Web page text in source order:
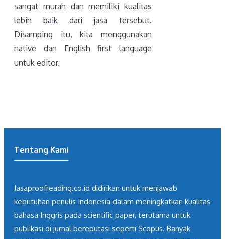
sangat murah dan memiliki kualitas
lebih baik dari jasa tersebut.
Disamping itu, kita menggunakan
native dan English first language
untuk editor.
Tentang Kami
Jasaproofreading.co.id didirikan untuk menjawab
kebutuhan penulis Indonesia dalam meningkatkan kualitas
bahasa Inggris pada scientific paper, terutama untuk
publikasi di jurnal bereputasi seperti Scopus. Banyak